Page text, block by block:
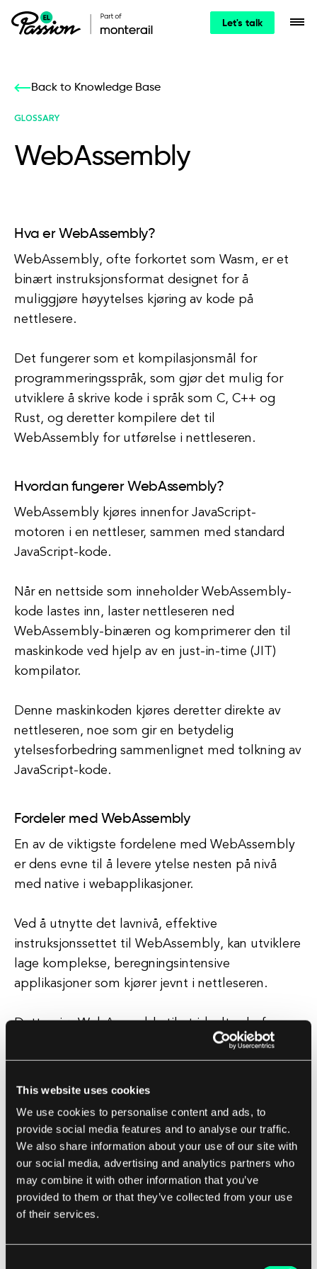
This website uses cookies
We use cookies to personalise content and ads, to
provide social media features and to analyse our traffic.
We also share information about your use of our site with
our social media, advertising and analytics partners who
may combine it with other information that you’ve
provided to them or that they’ve collected from your use
of their services.
Let's talk
Back to Knowledge Base
GLOSSARY
WebAssembly
Hva er WebAssembly?
WebAssembly, ofte forkortet som Wasm, er et
binært instruksjonsformat designet for å
muliggjøre høyytelses kjøring av kode på
nettlesere.
Det fungerer som et kompilasjonsmål for
programmeringsspråk, som gjør det mulig for
utviklere å skrive kode i språk som C, C++ og
Rust, og deretter kompilere det til
WebAssembly for utførelse i nettleseren.
Hvordan fungerer WebAssembly?
WebAssembly kjøres innenfor JavaScript-
motoren i en nettleser, sammen med standard
JavaScript-kode.
Når en nettside som inneholder WebAssembly-
kode lastes inn, laster nettleseren ned
WebAssembly-binæren og komprimerer den til
maskinkode ved hjelp av en just-in-time (JIT)
kompilator.
Denne maskinkoden kjøres deretter direkte av
nettleseren, noe som gir en betydelig
ytelsesforbedring sammenlignet med tolkning av
JavaScript-kode.
Fordeler med WebAssembly
En av de viktigste fordelene med WebAssembly
er dens evne til å levere ytelse nesten på nivå
med native i webapplikasjoner.
Ved å utnytte det lavnivå, effektive
instruksjonssettet til WebAssembly, kan utviklere
lage komplekse, beregningsintensive
applikasjoner som kjører jevnt i nettleseren.
Dette gjør WebAssembly til et ideelt valg for
applikasjoner som krever høy ytelse, som spill,
multimedia-applikasjoner og virtuelle
virkelighetsopplevelser. I tillegg fremmer
å tillate utviklere å bruke et bredt spekter av
programmeringsspråk for å bygge
webapplikasjoner.
Dette gjør det mulig for utviklere å utnytte sine
eksisterende ferdigheter og kunnskaper for å
lage webapplikasjoner som er raske, pålitelige og